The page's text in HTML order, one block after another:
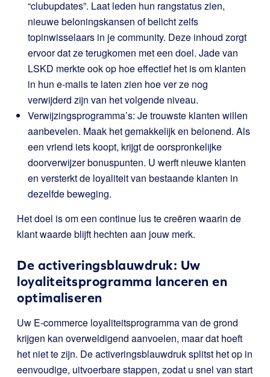
“clubupdates”. Laat leden hun rangstatus zien,
nieuwe beloningskansen of belicht zelfs
topinwisselaars in je community. Deze inhoud zorgt
ervoor dat ze terugkomen met een doel. Jade van
LSKD merkte ook op hoe effectief het is om klanten
in hun e-mails te laten zien hoe ver ze nog
verwijderd zijn van het volgende niveau.
Verwijzingsprogramma’s: Je trouwste klanten willen
aanbevelen. Maak het gemakkelijk en belonend. Als
een vriend iets koopt, krijgt de oorspronkelijke
doorverwijzer bonuspunten. U werft nieuwe klanten
en versterkt de loyaliteit van bestaande klanten in
dezelfde beweging.
Het doel is om een continue lus te creëren waarin de
klant waarde blijft hechten aan jouw merk.
De activeringsblauwdruk: Uw
loyaliteitsprogramma lanceren en
optimaliseren
Uw E-commerce loyaliteitsprogramma van de grond
krijgen kan overweldigend aanvoelen, maar dat hoeft
het niet te zijn. De activeringsblauwdruk splitst het op in
eenvoudige, uitvoerbare stappen, zodat u snel van start